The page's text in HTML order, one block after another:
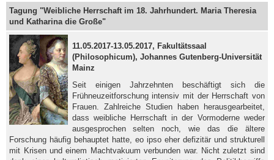
Tagung "Weibliche Herrschaft im 18. Jahrhundert. Maria Theresia
und Katharina die Große"
11.05.2017-13.05.2017, Fakultätssaal
(Philosophicum), Johannes Gutenberg-Universität
Mainz
Seit einigen Jahrzehnten beschäftigt sich die
Frühneuzeitforschung intensiv mit der Herrschaft von
Frauen. Zahlreiche Studien haben herausgearbeitet,
dass weibliche Herrschaft in der Vormoderne weder
ausgesprochen selten noch, wie das die ältere
Forschung häufig behauptet hatte, eo ipso eher defizitär und strukturell
mit Krisen und einem Machtvakuum verbunden war. Nicht zuletzt sind